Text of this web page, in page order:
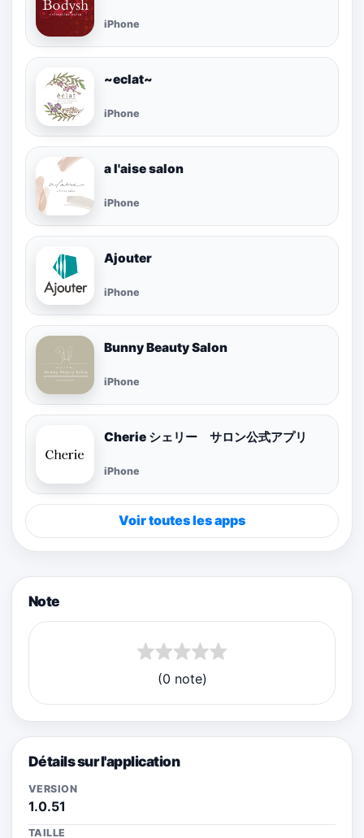
iPhone
~eclat~
iPhone
a l'aise salon
iPhone
Ajouter
iPhone
Bunny Beauty Salon
iPhone
Cherie シェリー サロン公式アプリ
iPhone
Voir toutes les apps
Note
(0 note)
Détails sur l'application
VERSION
1.0.51
TAILLE